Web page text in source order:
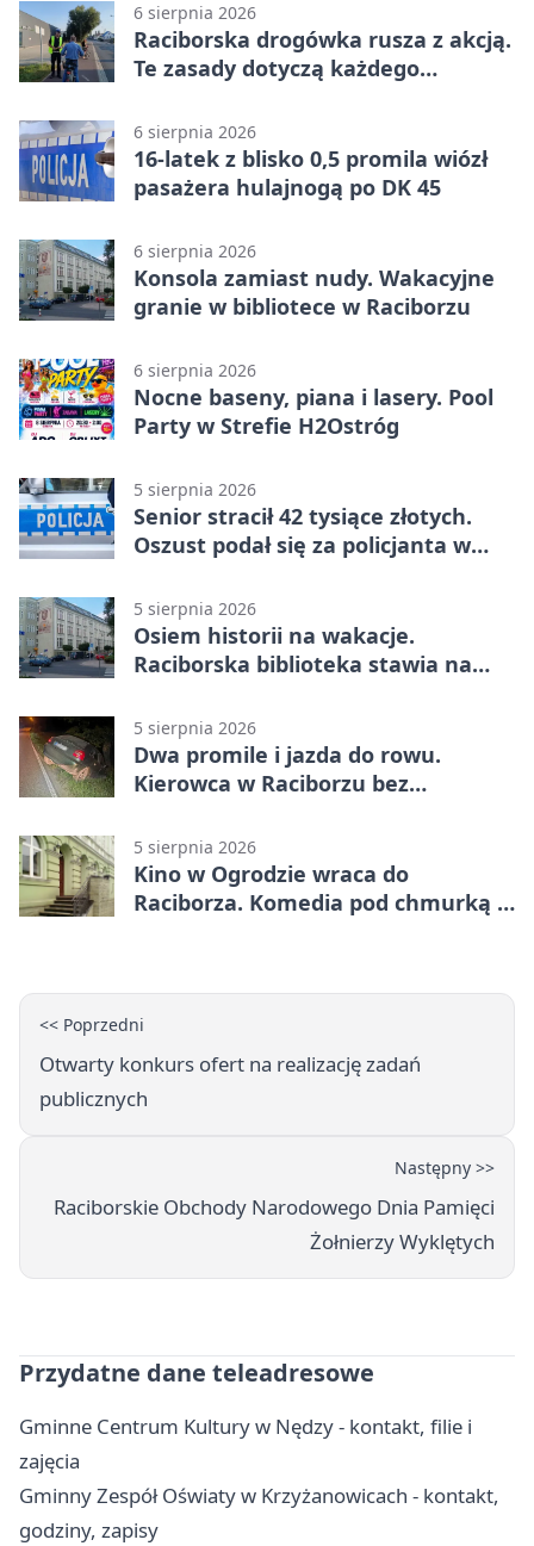
6 sierpnia 2026
Raciborska drogówka rusza z akcją.
Te zasady dotyczą każdego
6 sierpnia 2026
16-latek z blisko 0,5 promila wiózł
pasażera hulajnogą po DK 45
6 sierpnia 2026
Konsola zamiast nudy. Wakacyjne
granie w bibliotece w Raciborzu
6 sierpnia 2026
Nocne baseny, piana i lasery. Pool
Party w Strefie H2Ostróg
5 sierpnia 2026
Senior stracił 42 tysiące złotych.
Oszust podał się za policjanta w
5 sierpnia 2026
Osiem historii na wakacje.
Raciborska biblioteka stawia na
5 sierpnia 2026
Dwa promile i jazda do rowu.
Kierowca w Raciborzu bez
5 sierpnia 2026
Kino w Ogrodzie wraca do
Raciborza. Komedia pod chmurką w
<< Poprzedni
Otwarty konkurs ofert na realizację zadań
publicznych
Następny >>
Raciborskie Obchody Narodowego Dnia Pamięci
Żołnierzy Wyklętych
Przydatne dane teleadresowe
Gminne Centrum Kultury w Nędzy - kontakt, filie i
zajęcia
Gminny Zespół Oświaty w Krzyżanowicach - kontakt,
godziny, zapisy